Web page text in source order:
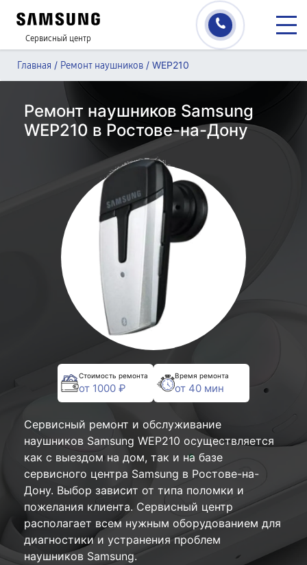
Сервисный центр
Главная / Ремонт наушников / WEP210
Ремонт наушников Samsung
WEP210 в Ростове-на-Дону
Стоимость ремонта
от 1000 ₽
Время ремонта
от 40 мин
Сервисный ремонт и обслуживание
наушников Samsung WEP210 осуществляется
как с выездом на дом, так и на базе
сервисного центра Samsung в Ростове-на-
Дону. Выбор зависит от типа поломки и
пожелания клиента. Сервисный центр
располагает всем нужным оборудованием для
диагностики и устранения проблем
наушников Samsung.